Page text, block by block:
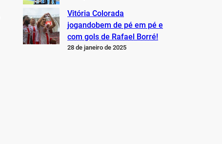
Vitória Colorada
jogandobem de pé em pé e
com gols de Rafael Borré!
28 de janeiro de 2025